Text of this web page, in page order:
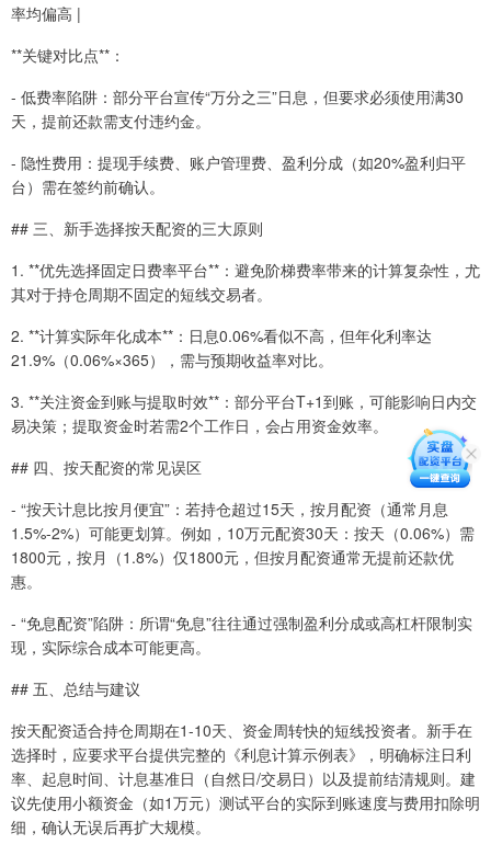
率均偏高 |
**关键对比点**：
- 低费率陷阱：部分平台宣传“万分之三”日息，但要求必须使用满30
天，提前还款需支付违约金。
- 隐性费用：提现手续费、账户管理费、盈利分成（如20%盈利归平
台）需在签约前确认。
## 三、新手选择按天配资的三大原则
1. **优先选择固定日费率平台**：避免阶梯费率带来的计算复杂性，尤
其对于持仓周期不固定的短线交易者。
2. **计算实际年化成本**：日息0.06%看似不高，但年化利率达
21.9%（0.06%×365），需与预期收益率对比。
3. **关注资金到账与提取时效**：部分平台T+1到账，可能影响日内交
易决策；提取资金时若需2个工作日，会占用资金效率。
## 四、按天配资的常见误区
- “按天计息比按月便宜”：若持仓超过15天，按月配资（通常月息
1.5%-2%）可能更划算。例如，10万元配资30天：按天（0.06%）需
1800元，按月（1.8%）仅1800元，但按月配资通常无提前还款优
惠。
- “免息配资”陷阱：所谓“免息”往往通过强制盈利分成或高杠杆限制实
现，实际综合成本可能更高。
## 五、总结与建议
按天配资适合持仓周期在1-10天、资金周转快的短线投资者。新手在
选择时，应要求平台提供完整的《利息计算示例表》，明确标注日利
率、起息时间、计息基准日（自然日/交易日）以及提前结清规则。建
议先使用小额资金（如1万元）测试平台的实际到账速度与费用扣除明
细，确认无误后再扩大规模。